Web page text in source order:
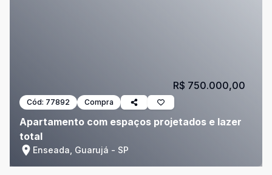
Cód: 77892 Compra
Apartamento com espaços projetados e lazer
total
Enseada, Guarujá - SP
R$ 750.000,00